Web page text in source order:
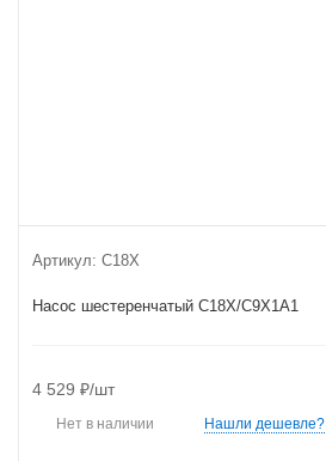
Артикул: C18Х
Насос шестеренчатый C18Х/C9X1A1
4 529 ₽/шт
Нет в наличии Нашли дешевле?